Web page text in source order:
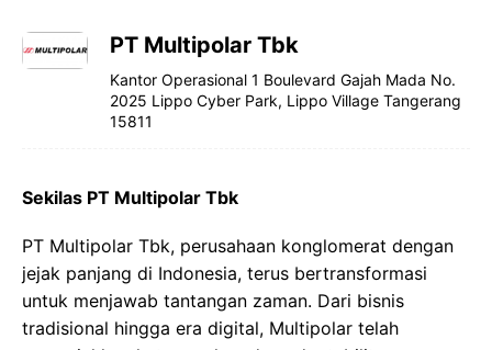
PT Multipolar Tbk
Kantor Operasional 1 Boulevard Gajah Mada No.
2025 Lippo Cyber Park, Lippo Village Tangerang
15811
Sekilas PT Multipolar Tbk
PT Multipolar Tbk, perusahaan konglomerat dengan
jejak panjang di Indonesia, terus bertransformasi
untuk menjawab tantangan zaman. Dari bisnis
tradisional hingga era digital, Multipolar telah